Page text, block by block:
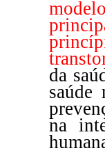
da
saúde
na